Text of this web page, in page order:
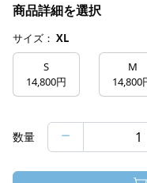
商品詳細を選択
サイズ： XL
S
14,800円
M
14,800
数量